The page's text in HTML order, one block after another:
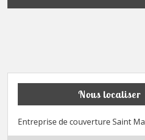
Nous localiser
Entreprise de couverture Saint